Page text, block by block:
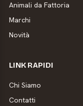
Animali da Fattoria
Marchi
Novità
LINK RAPIDI
Chi Siamo
Contatti